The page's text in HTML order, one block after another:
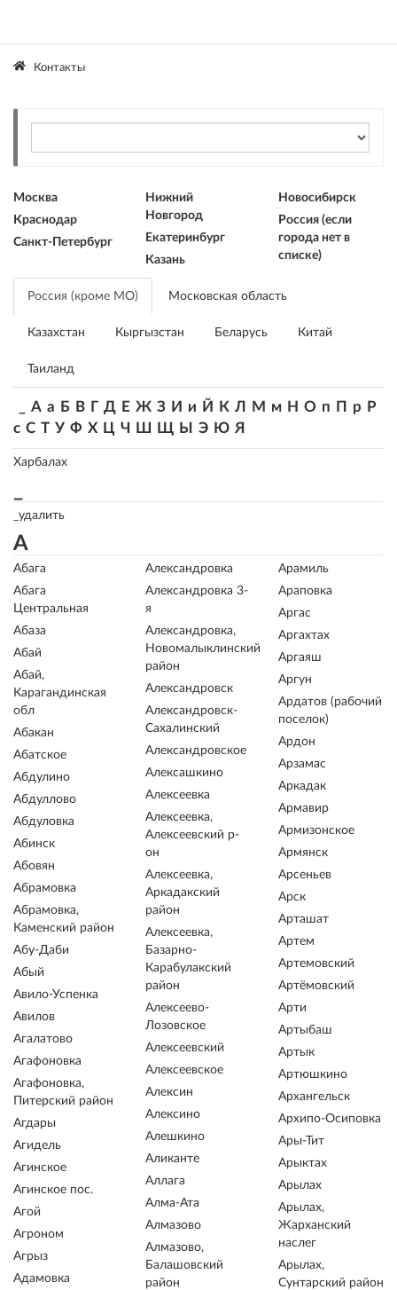
Контакты
Москва
Краснодар
Санкт-Петербург
Нижний
Новгород
Екатеринбург
Казань
Новосибирск
Россия (если
города нет в
списке)
Россия (кроме МО) Московская область
Казахстан Кыргызстан Беларусь Китай
Таиланд
А а Б В Г Д Е Ж З И и Й К Л М м Н О п П р Р
с С Т У Ф Х Ц Ч Ш Щ Ы Э Ю Я
Харбалах
_удалить
А
Абага
Абага
Центральная
Абаза
Абай
Абай,
Карагандинская
обл
Абакан
Абатское
Абдулино
Абдуллово
Абдуловка
Абинск
Абовян
Абрамовка
Абрамовка,
Каменский район
Абу-Даби
Абый
Авило-Успенка
Авилов
Агалатово
Агафоновка
Агафоновка,
Питерский район
Агдары
Агидель
Агинское
Агинское пос.
Агой
Агроном
Агрыз
Адамовка
Александровка
Александровка 3-
я
Александровка,
Новомалыклинский
район
Александровск
Александровск-
Сахалинский
Александровское
Алексашкино
Алексеевка
Алексеевка,
Алексеевский р-
он
Алексеевка,
Аркадакский
район
Алексеевка,
Базарно-
Карабулакский
район
Алексеево-
Лозовское
Алексеевский
Алексеевское
Алексин
Алексино
Алешкино
Аликанте
Аллага
Алма-Ата
Алмазово
Алмазово,
Балашовский
район
Арамиль
Араповка
Аргас
Аргахтах
Аргаяш
Аргун
Ардатов (рабочий
поселок)
Ардон
Арзамас
Аркадак
Армавир
Армизонское
Армянск
Арсеньев
Арск
Арташат
Артем
Артемовский
Артёмовский
Арти
Артыбаш
Артык
Артюшкино
Архангельск
Архипо-Осиповка
Ары-Тит
Арыктах
Арылах
Арылах,
Жарханский
наслег
Арылах,
Сунтарский район